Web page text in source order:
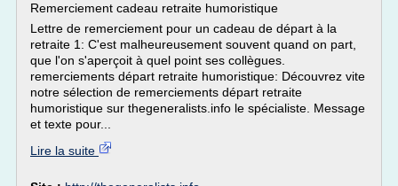
Remerciement cadeau retraite humoristique
Lettre de remerciement pour un cadeau de départ à la
retraite 1: C'est malheureusement souvent quand on part,
que l'on s'aperçoit à quel point ses collègues.
remerciements départ retraite humoristique: Découvrez vite
notre sélection de remerciements départ retraite
humoristique sur thegeneralists.info le spécialiste. Message
et texte pour...
Lire la suite